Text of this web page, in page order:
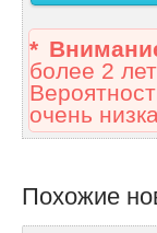
*
более 2
очень
Похожие